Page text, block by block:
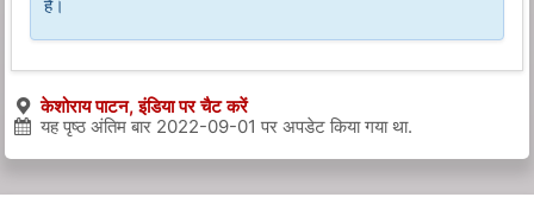
है।
केशोराय पाटन, इंडिया पर चैट करें
यह पृष्ठ अंतिम बार 2022-09-01 पर अपडेट किया गया था.